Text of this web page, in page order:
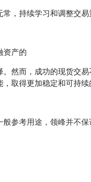
，持续学习和调整交易
资产的
然而，成功的现货交
取得更加稳定和可持续
参考用途，领峰并不